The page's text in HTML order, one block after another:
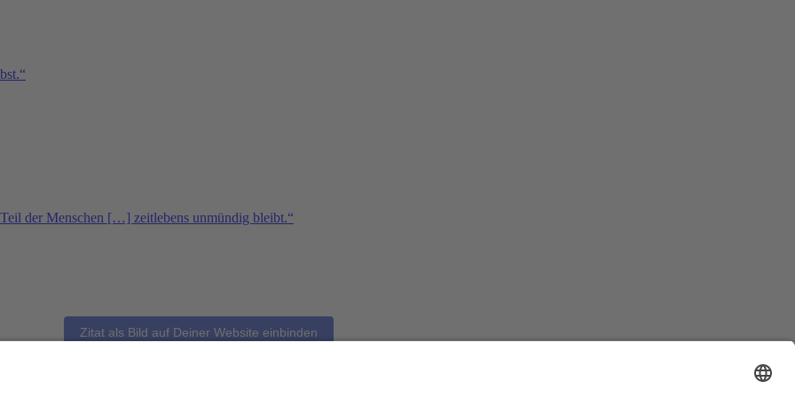
der Menschen […] zeitlebens unmündig bleibt.“
Zitat als Bild auf Deiner Website einbinden